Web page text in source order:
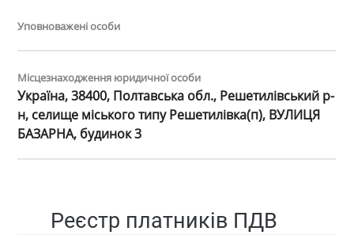
Уповноважені особи
Місцезнаходження юридичної особи
Україна, 38400, Полтавська обл., Решетилівський р-
н, селище міського типу Решетилівка(п), ВУЛИЦЯ
БАЗАРНА, будинок 3
Реєстр платників ПДВ